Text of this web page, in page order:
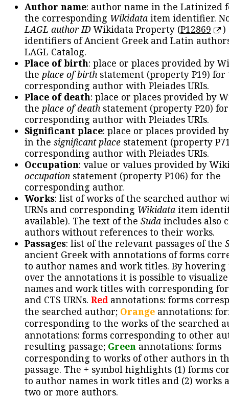
Author name: author name in the Latinized
the corresponding Wikidata item identifier.
LAGL author IDWikidata Property (P12869
)
identifiers of Ancient Greek and Latin
LAGL Catalog.
Place of birth: place or places provided by
the place of birth statement (property P19) for
corresponding author with Pleiades URIs.
Place of death: place or places provided by
the place of death statement (property P20)
corresponding author with Pleiades URIs.
Significant place: place or places provided
in the significant place statement (property
corresponding author with Pleiades URIs.
Occupation: value or values provided by
occupation statement (property P106) for the
corresponding author.
Works: list of works of the searched author
URNs and corresponding Wikidata item
available). The text of the Suda includes also
authors without references to their works.
Passages: list of the relevant passages of the
ancient Greek with annotations of forms
to author names and work titles. By hovering
over the annotations it is possible to
names and work titles with corresponding
and CTS URNs. Redannotations: forms
the searched author; Orange annotations:
corresponding to the works of the searched
annotations: forms corresponding to other
resulting passage; Green annotations: forms
corresponding to works of other authors in
passage. The + symbol highlights (1) forms
to author names in work titles and (2) works
two or more authors.